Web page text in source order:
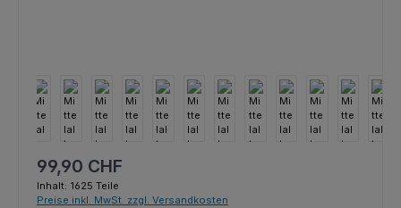
Regulärer Preis:
99,90 CHF
Inhalt: 1625 Teile
Preise inkl. MwSt. zzgl. Versandkosten